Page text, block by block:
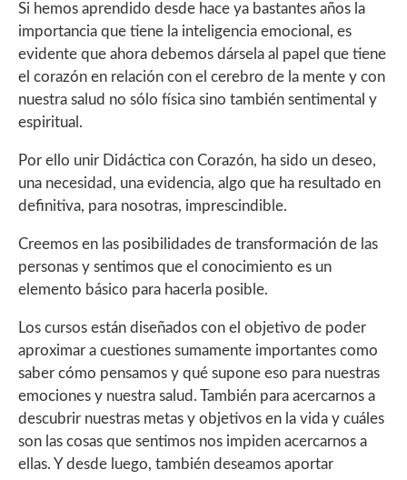
Si hemos aprendido desde hace ya bastantes años la
importancia que tiene la inteligencia emocional, es
evidente que ahora debemos dársela al papel que tiene
el corazón en relación con el cerebro de la mente y con
nuestra salud no sólo física sino también sentimental y
espiritual.
Por ello unir Didáctica con Corazón, ha sido un deseo,
una necesidad, una evidencia, algo que ha resultado en
definitiva, para nosotras, imprescindible.
Creemos en las posibilidades de transformación de las
personas y sentimos que el conocimiento es un
elemento básico para hacerla posible.
Los cursos están diseñados con el objetivo de poder
aproximar a cuestiones sumamente importantes como
saber cómo pensamos y qué supone eso para nuestras
emociones y nuestra salud. También para acercarnos a
descubrir nuestras metas y objetivos en la vida y cuáles
son las cosas que sentimos nos impiden acercarnos a
ellas. Y desde luego, también deseamos aportar